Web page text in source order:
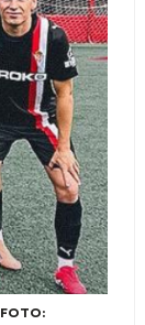
FOTO: